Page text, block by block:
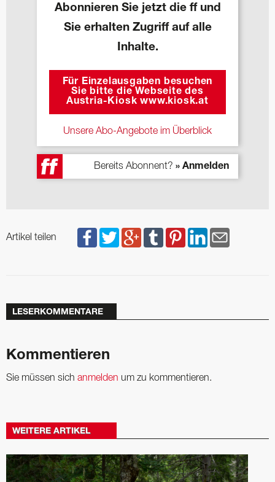
Abonnieren Sie jetzt die ff und
Sie erhalten Zugriff auf alle
Inhalte.
Für Einzelausgaben besuchen
Sie bitte die Webseite des
Austria-Kiosk www.kiosk.at
Unsere Abo-Angebote im Überblick
Bereits Abonnent? » Anmelden
Artikel teilen
LESERKOMMENTARE
Kommentieren
Sie müssen sich anmelden um zu kommentieren.
WEITERE ARTIKEL